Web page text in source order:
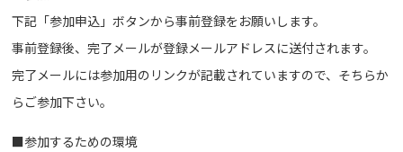
下記「参加申込」ボタンから事前登録をお願いします。
事前登録後、完了メールが登録メールアドレスに送付されます。
完了メールには参加用のリンクが記載されていますので、そちらか
らご参加下さい。
■参加するための環境